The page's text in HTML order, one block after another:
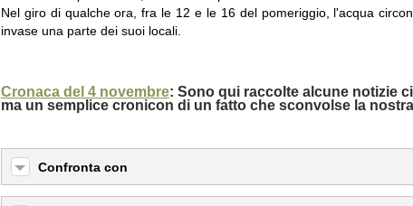
Nel giro di qualche ora, fra le 12 e le 16 del pomeriggio, l'acqua
invase una parte dei suoi locali.
Cronaca del 4 novembre: Sono qui raccolte alcune notizie
ma un semplice cronicon di un fatto che sconvolse la
Confronta con